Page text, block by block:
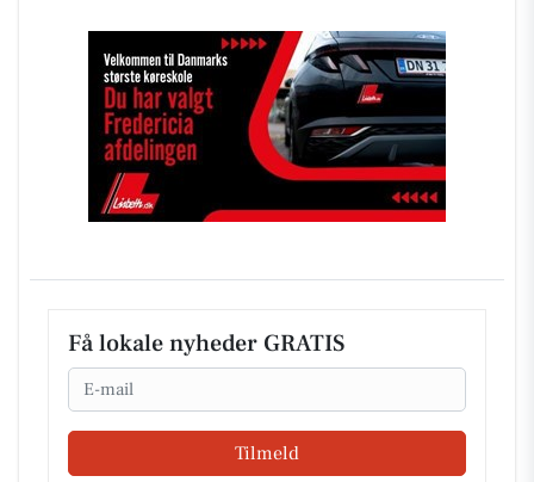
Få lokale nyheder GRATIS
Email
Tilmeld